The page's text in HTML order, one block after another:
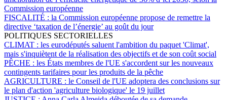
Commission européenne
FISCALITÉ : la Commission européenne propose de remettre la
directive ‘taxation de l’énergie’ au goût du jour
POLITIQUES SECTORIELLES
CLIMAT : les eurodéputés saluent l'ambition du paquet 'Climat',
mais s'inquiètent de la réalisation des objectifs et de son coût social
PÊCHE : les États membres de l'UE s'accordent sur les nouveaux
contingents tarifaires pour les produits de la pêche
AGRICULTURE : le Conseil de l'UE adoptera des conclusions sur
le plan d'action 'agriculture biologique' le 19 juillet